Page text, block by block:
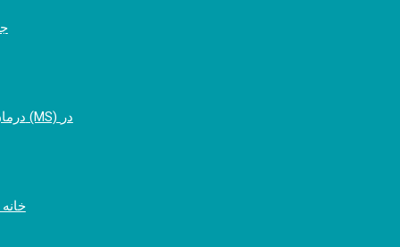
درمان مولتیپل اسکلروزیس (MS) در